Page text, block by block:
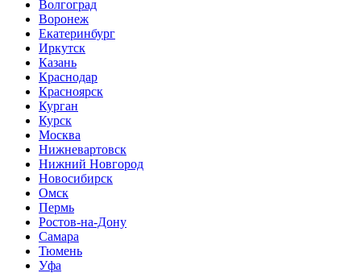
Волгоград
Воронеж
Екатеринбург
Иркутск
Казань
Краснодар
Красноярск
Курган
Курск
Москва
Нижневартовск
Нижний Новгород
Новосибирск
Омск
Пермь
Ростов-на-Дону
Самара
Тюмень
Уфа